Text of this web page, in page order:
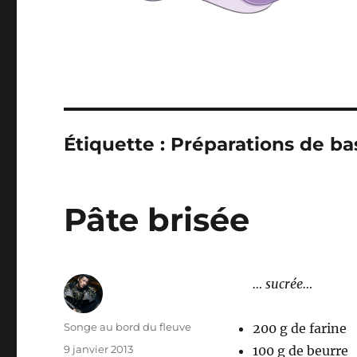
Étiquette : Préparations de
Pâte brisée
… sucrée…
200 g de farine
100 g de beurre
Auteur
Songe au bord du fleuve
Publié
9 janvier 2013